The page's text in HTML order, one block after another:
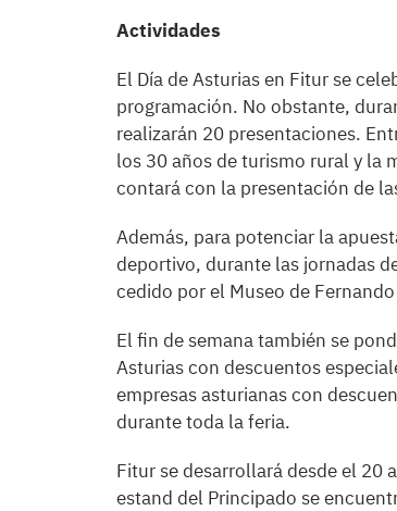
Actividades
El Día de Asturias en Fitur se
programación. No obstante,
realizarán 20 presentaciones.
los 30 años de turismo rural y la
contará con la presentación de
Además, para potenciar la
deportivo, durante las jornadas
cedido por el Museo de
El fin de semana también se
Asturias con descuentos
empresas asturianas con
durante toda la feria.
Fitur se desarrollará desde el 20
estand del Principado se